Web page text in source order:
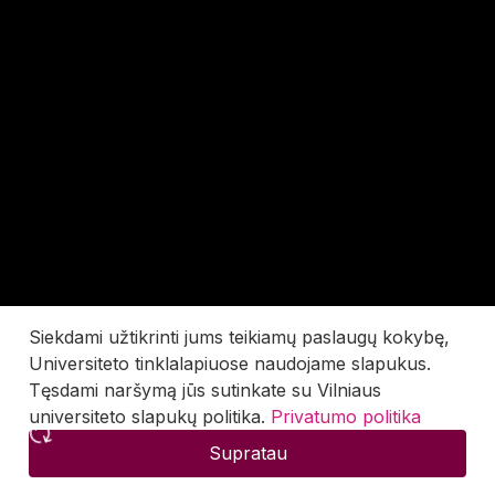
Siekdami užtikrinti jums teikiamų paslaugų kokybę,
Universiteto tinklalapiuose naudojame slapukus.
Tęsdami naršymą jūs sutinkate su Vilniaus
universiteto slapukų politika. Privatumo politika
Supratau